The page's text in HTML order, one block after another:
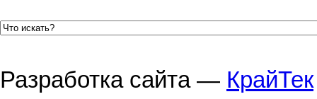
Разработка сайта — КрайТек